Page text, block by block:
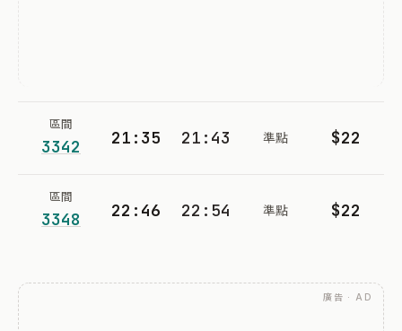
區間
3342 21:35 21:43 準點 $22
區間
3348 22:46 22:54 準點 $22
廣告 · AD